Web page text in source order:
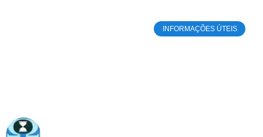
INFORMAÇÕES ÚTEIS